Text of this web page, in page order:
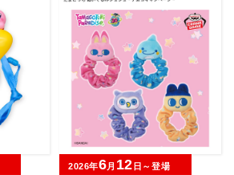
2026年6月 12 日～登場